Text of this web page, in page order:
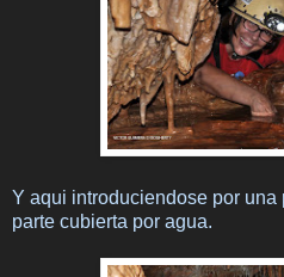
Y aqui introduciendose por
parte cubierta por agua.